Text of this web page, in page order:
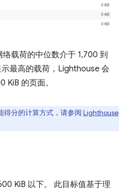
络载荷的中位数介于 1,700 到
最高的载荷，Lighthouse 会
KiB 的页面。
得分的计算方式，请参阅 Lighthouse
KiB 以下。 此目标值基于理